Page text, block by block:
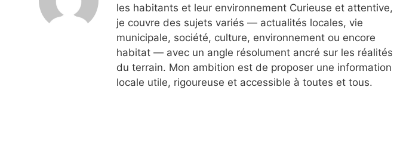
les habitants et leur environnement Curieuse et attentive,
je couvre des sujets variés — actualités locales, vie
municipale, société, culture, environnement ou encore
habitat — avec un angle résolument ancré sur les réalités
du terrain. Mon ambition est de proposer une information
locale utile, rigoureuse et accessible à toutes et tous.